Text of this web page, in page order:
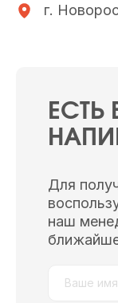
Для
наш
г.